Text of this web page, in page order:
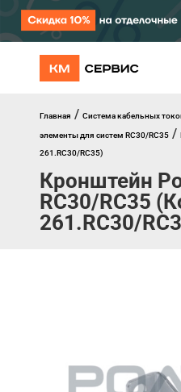
КАТАЛОГ
Перегрузочное
Уличные калитки
Шлагбаумы
Противопожарные ворота
Противопожарные шторы
Внешняя солнцезащита
Главная / Система кабельных
элементы для систем RC30/RC35 /
261.RC30/RC35)
Кронштейн
RC30/RC35
261.RC30/